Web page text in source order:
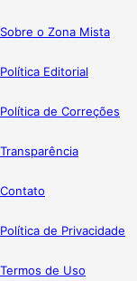
Sobre o Zona Mista
Política Editorial
Política de Correções
Transparência
Contato
Política de Privacidade
Termos de Uso